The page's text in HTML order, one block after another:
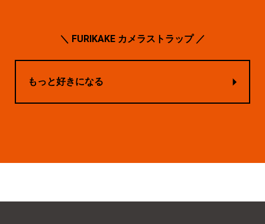
＼ FURIKAKE カメラストラップ ／
もっと好きになる